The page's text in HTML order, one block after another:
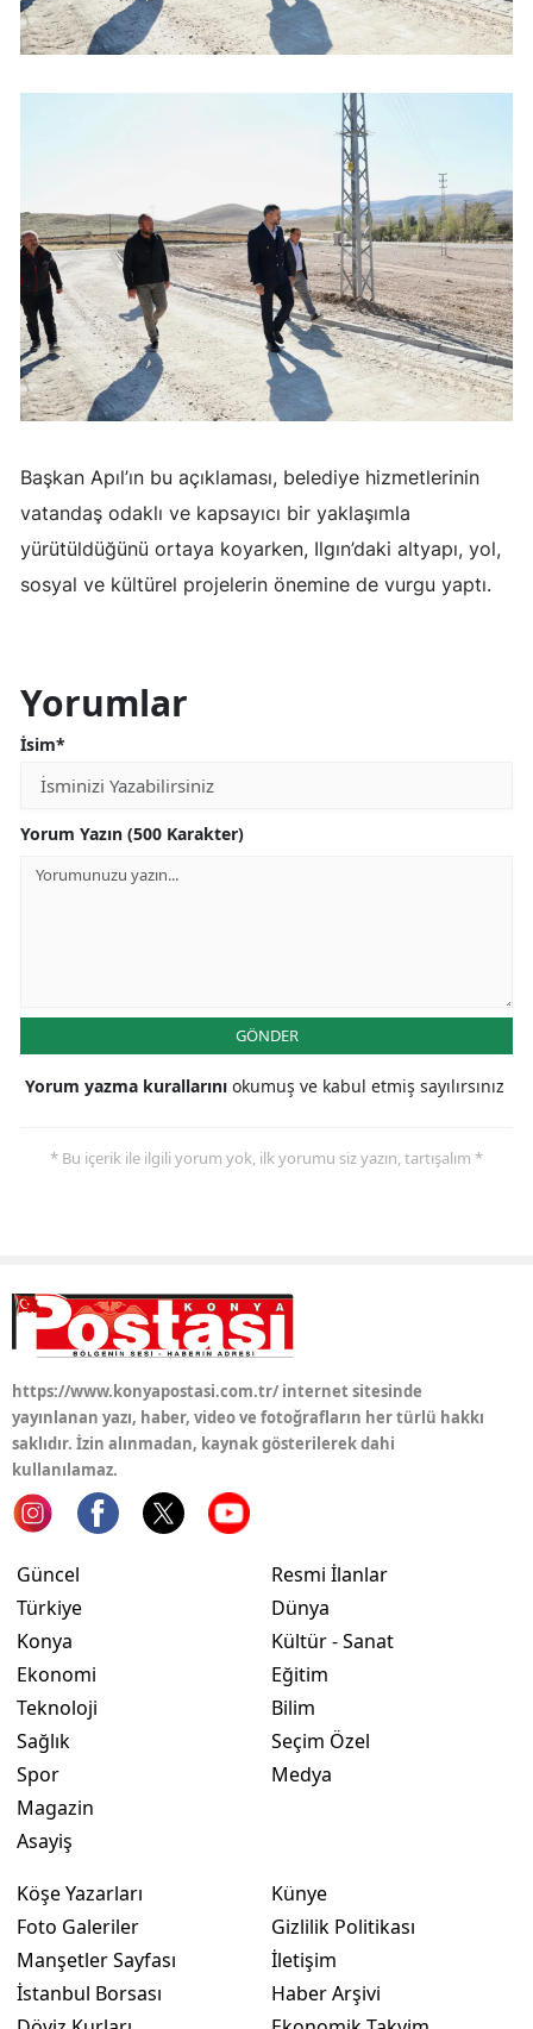
İzmir
Kastamonu
Kayseri
Kırklareli
Kırşehir
Kocaeli
Konya
Kütahya
Malatya
Manisa
Kahramanmaraş
Siirt
Sinop
Şanlıurfa
Uşak
Zonguldak
Aksaray
Karaman
Bartın
Başkan Apıl’ın bu açıklaması, belediye hizmetlerinin
vatandaş odaklı ve kapsayıcı bir yaklaşımla
yürütüldüğünü ortaya koyarken, Ilgın’daki altyapı, yol,
sosyal ve kültürel projelerin önemine de vurgu yaptı.
Yorumlar
İsim*
Yorum Yazın (500 Karakter)
GÖNDER
Yorum yazma kurallarını okumuş ve kabul etmiş sayılırsınız
* Bu içerik ile ilgili yorum yok, ilk yorumu siz yazın, tartışalım *
https://www.konyapostasi.com.tr/ internet sitesinde
yayınlanan yazı, haber, video ve fotoğrafların her türlü hakkı
saklıdır. İzin alınmadan, kaynak gösterilerek dahi
kullanılamaz.
Güncel
Türkiye
Konya
Ekonomi
Teknoloji
Sağlık
Spor
Magazin
Asayiş
Resmi İlanlar
Dünya
Kültür - Sanat
Eğitim
Bilim
Seçim Özel
Medya
Köşe Yazarları
Foto Galeriler
Manşetler Sayfası
İstanbul Borsası
Künye
Gizlilik Politikası
İletişim
Haber Arşivi